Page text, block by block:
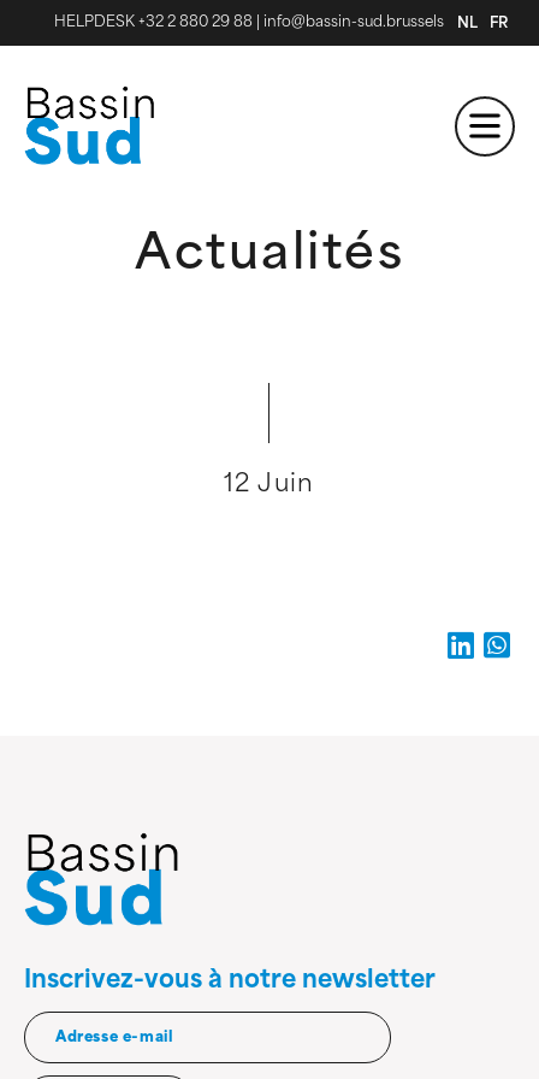
HELPDESK +32 2 880 29 88 info@bassin-sud.brussels NL FR
Actualités
12 Juin
Inscrivez-vous à notre newsletter